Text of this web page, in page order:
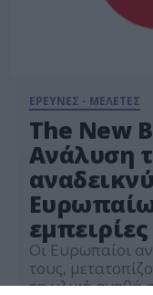
ΕΡΕΥΝΕΣ - ΜΕΛΕΤΕΣ
The New
Ανάλυση
εμπειρίες
Οι Ευρωπαίοι
τους,
τα υλικά αγαθά